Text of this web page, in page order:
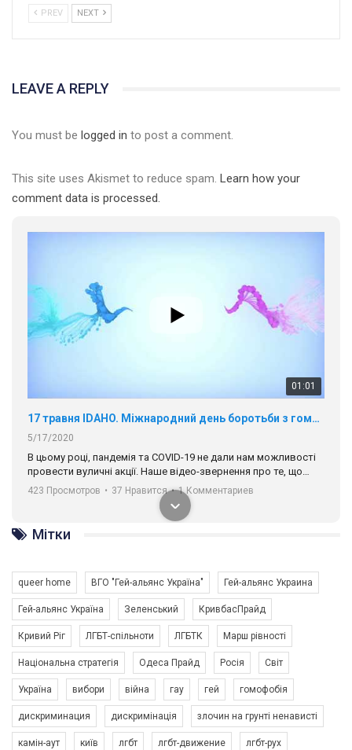
PREV NEXT
LEAVE A REPLY
You must be logged in to post a comment.
This site uses Akismet to reduce spam. Learn how your
comment data is processed.
01:01
17 травня IDAHO. Міжнародний день боротьби з гомофобією трансфобією і біфобія.
5/17/2020
В цьому році, пандемія та COVІD-19 не дали нам можливості
провести вуличні акції. Наше відео-звернення про те, що
навіть коли ми у різних містах та не можемо зустрінеться, ми
разом. Ми закликаємо всіх хто поділяє цінності рівності та
солідарності, приєднатися до нас. Регіональні підрозділи
ГАУ є в 16 областях України.
Разом наш голос лунає гучніше!
423 Просмотров • 37 Нравится • 1 Комментариев
Зупинимо насильство проти ЛГБТ в Україні! Stop violence against LGBT in Ukraine!
6/30/2017
Мітки
queer home ВГО "Гей-альянс Україна" Гей-альянс Украина
Гей-альянс Україна Зеленський КривбасПрайд
Кривий Ріг ЛГБТ-спільноти ЛГБТК Марш рівності
Національна стратегія Одеса Прайд Росія Світ
Україна вибори війна гау гей гомофобія
дискриминация дискримінація злочин на грунті ненависті
камін-аут київ лгбт лгбт-движение лгбт-рух